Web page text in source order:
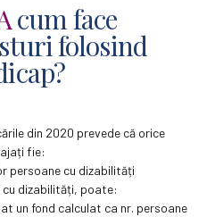
cum face
folosind
din 2020 prevede că orice
fie:
persoane cu dizabilități
cu dizabilități, poate:
un fond calculat ca nr. persoane